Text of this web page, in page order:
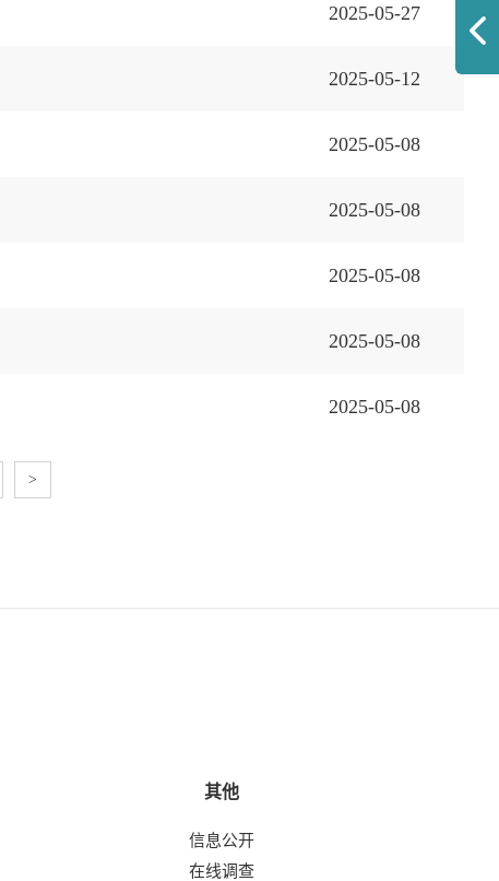
2025-05-27
2025-05-12
2025-05-08
2025-05-08
2025-05-08
2025-05-08
2025-05-08
>
其他
信息公开
在线调查